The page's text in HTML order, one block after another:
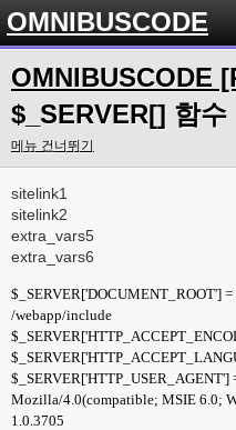
OMNIBUSCODE
OMNIBUSCODE
$_SERVER[] 함수
메뉴 건너뛰기
sitelink1
sitelink2
extra_vars5
extra_vars6
$_SERVER['DOCUMENT_ROOT']
/webapp/include
Mozilla/4.0(compatible; MSIE 6.0;
1.0.3705